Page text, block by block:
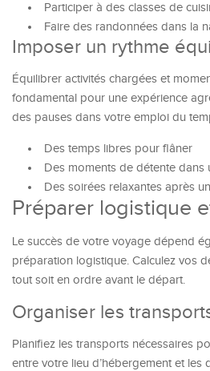
Participer à des classes de
Faire des randonnées dans la
Imposer un rythme
Équilibrer activités chargées et
fondamental pour une expérience
des pauses dans votre emploi du
Des temps libres pour flâner
Des moments de détente dans
Des soirées relaxantes après
Préparer logistique
Le succès de votre voyage dépend
préparation logistique. Calculez vos
tout soit en ordre avant le départ.
Organiser les
Planifiez les transports nécessaires
entre votre lieu d’hébergement et les